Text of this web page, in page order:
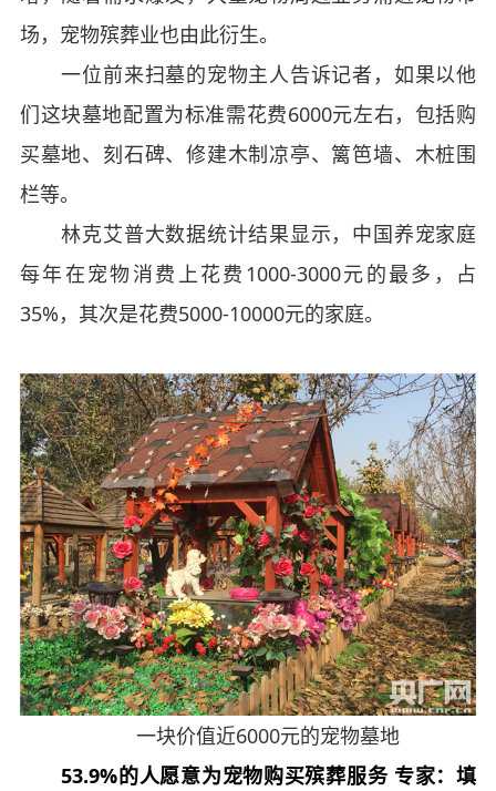
场，宠物殡葬业也由此衍生。
一位前来扫墓的宠物主人告诉记者，如果以他
们这块墓地配置为标准需花费6000元左右，包括购
买墓地、刻石碑、修建木制凉亭、篱笆墙、木桩围
栏等。
林克艾普大数据统计结果显示，中国养宠家庭
每年在宠物消费上花费1000-3000元的最多，占
35%，其次是花费5000-10000元的家庭。
一块价值近6000元的宠物墓地
53.9%的人愿意为宠物购买殡葬服务 专家：填